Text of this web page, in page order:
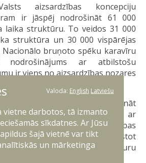
aizsardzības koncepciju
ir jāspēj nodrošināt 61 000
laika struktūru. To veidos 31 000
struktūra un 30 000 vispārējas
Nacionālo bruņoto spēku karavīru
nodrošinājums ar atbilstošu
ir viens no aizsardzības nozares
savlaicīgi un pilnvērtīgi nodrošināt
spēku personālsastāvu ar
papildus esošajam aizsardzības
SAFE instruments, piesaistot
bruņuvestu un bruņucepuru
Valoda: English Latviešu
vietne darbotos, tā izmanto
sīkdatnes. Ar Jūsu
šajā vietnē var tikt
un mārketinga